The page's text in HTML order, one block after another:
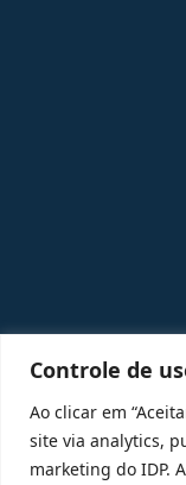
Controle de
Ao clicar em
site via analytics,
marketing do IDP.